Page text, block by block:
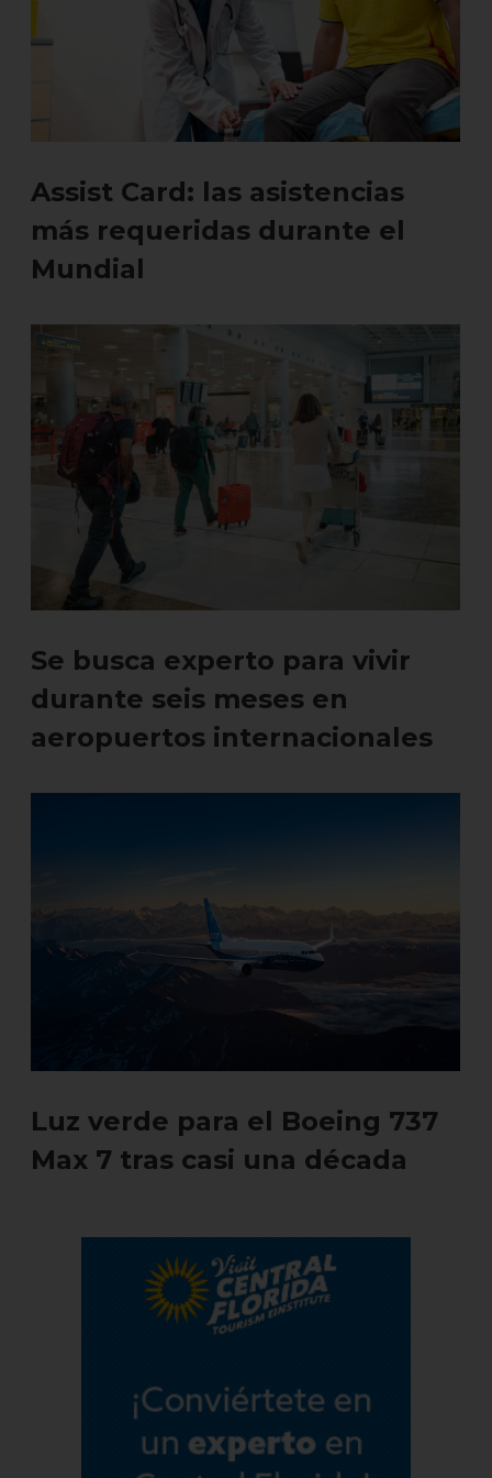
Assist Card: las asistencias
más requeridas durante el
Mundial
Se busca experto para vivir
durante seis meses en
aeropuertos internacionales
Luz verde para el Boeing 737
Max 7 tras casi una década